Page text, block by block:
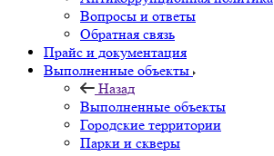
Вопросы и ответы
Обратная связь
Прайс и документация
Выполненные объекты
Назад
Выполненные объекты
Городские территории
Парки и скверы